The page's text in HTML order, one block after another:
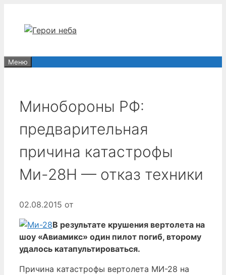
содержимому
Меню
Минобороны РФ:
предварительная
причина катастрофы
Ми-28Н — отказ техники
02.08.2015 от
В результате крушения вертолета на
шоу «Авиамикс» один пилот погиб, второму
удалось катапультироваться.
Причина катастрофы вертолета МИ-28 на